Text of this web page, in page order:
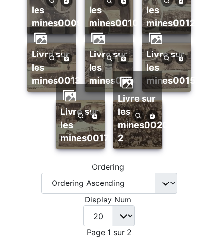
les
mines0009
les
mines0010
les
mines0012
livre sur
les
mines0013
livre sur
les
mines0014
livre sur
les
mines0015
livre sur
les
mines0017
livre sur
les
mines0020
2
Ordering
Display Num
Page 1 sur 2